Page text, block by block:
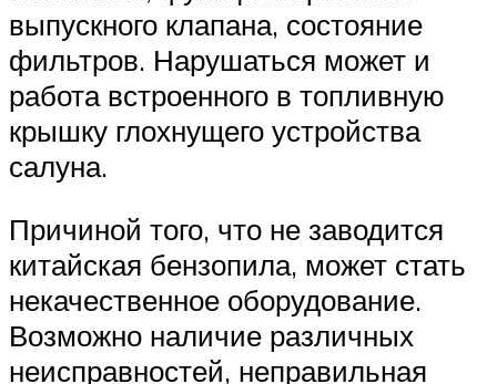
выпускного клапана, состояние
фильтров. Нарушаться может и
работа встроенного в топливную
крышку глохнущего устройства
салуна.
Причиной того, что не заводится
китайская бензопила, может стать
некачественное оборудование.
Возможно наличие различных
неисправностей, неправильная